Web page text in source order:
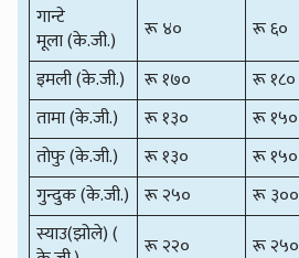
गान्टे
मूला (के.जी.)
रू ४० रू ६०
इमली (के.जी.)
रू १७० रू १८०
तामा (के.जी.)
रू १३० रू १५०
तोफु (के.जी.)
रू १३० रू १५०
गुन्दुक (के.जी.) रू २५० रू ३००
स्याउ(झोले) (
रू २२० रू २५०